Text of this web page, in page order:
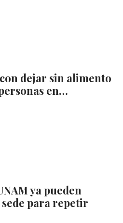
dejar sin alimento
en…
ya pueden
para repetir